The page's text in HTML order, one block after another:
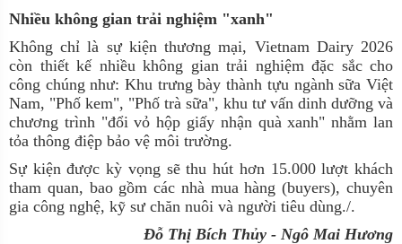
Nhiều không gian trải nghiệm "xanh"
Không chỉ là sự kiện thương mại, Vietnam Dairy 2026
còn thiết kế nhiều không gian trải nghiệm đặc sắc cho
công chúng như: Khu trưng bày thành tựu ngành sữa Việt
Nam, "Phố kem", "Phố trà sữa", khu tư vấn dinh dưỡng và
chương trình "đổi vỏ hộp giấy nhận quà xanh" nhằm lan
tỏa thông điệp bảo vệ môi trường.
Sự kiện được kỳ vọng sẽ thu hút hơn 15.000 lượt khách
tham quan, bao gồm các nhà mua hàng (buyers), chuyên
gia công nghệ, kỹ sư chăn nuôi và người tiêu dùng./.
Đỗ Thị Bích Thủy - Ngô Mai Hương